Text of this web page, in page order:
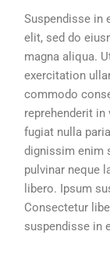
Suspendisse in
elit, sed do
magna aliqua.
exercitation
commodo
reprehenderit
fugiat nulla
dignissim enim
pulvinar neque
libero. Ipsum
Consectetur
suspendisse in